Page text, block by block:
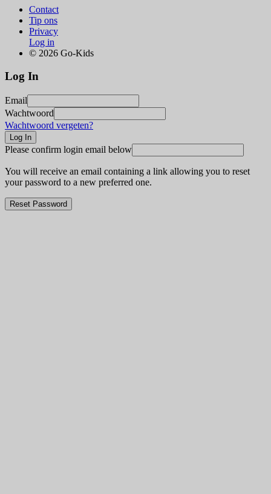
Contact
Tip ons
Privacy
Log in
© 2026 Go-Kids
Log In
Email
Wachtwoord
Wachtwoord vergeten?
Please confirm login email below
You will receive an email containing a link allowing you to reset
your password to a new preferred one.